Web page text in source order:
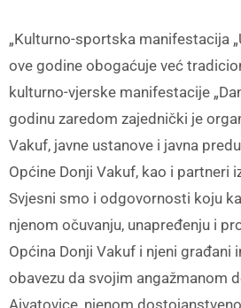
„Kulturno-sportska manifestacija
ove godine obogaćuje već
kulturno-vjerske manifestacije
godinu zaredom zajednički je
Vakuf, javne ustanove i javna
Općine Donji Vakuf, kao i partneri
Svjesni smo i odgovornosti koju
njenom očuvanju, unapređenju i
Općina Donji Vakuf i njeni građani
obavezu da svojim angažmanom
Ajvatovice, njenom